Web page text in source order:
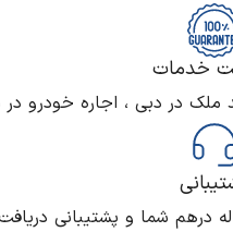
خدمات
در دبی ، اجاره خودرو
درهم شما و پشتیبانی